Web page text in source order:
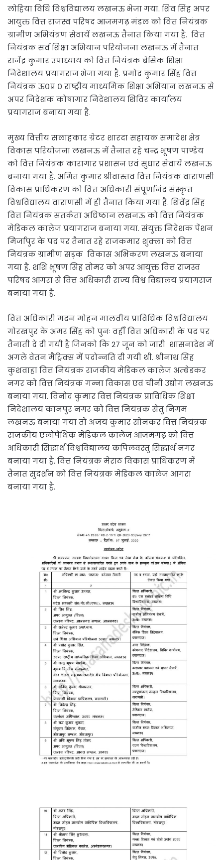
लोहिया विधि विश्वविद्यालय लखनऊ भेजा गया. शिव सिंह अपर
आयुक्त वित्त राजस्व परिषद आजमगढ़ मंडल को वित्त नियंत्रक
ग्रामीण अभियंत्रण सेवायें लखनऊ तैनात किया गया है. वित्त
नियंत्रक सर्व शिक्षा अभियान परियोजना लखनऊ में तैनात
राजेंद्र कुमार उपाध्याय को वित्त नियंत्रक बेसिक शिक्षा
निदेशालय प्रयागराज भेजा गया है. प्रमोद कुमार सिंह वित्त
नियंत्रक ऊ०प्र ० राष्ट्रीय माध्यमिक शिक्षा अभियान लखनऊ से
अपर निदेशक कोषागार निदेशालय शिविर कार्यालय
प्रयागराज बनाया गया है.
मुख्य वित्तीय सलाहकार ग्रेटर शारदा सहायक समादेश क्षेत्र
विकास परियोजना लखनऊ में तैनात रहे चन्द्र भूषण पाण्डेय
को वित्त नियंत्रक कारागार प्रशासन एवं सुधार सेवायें लखनऊ
बनाया गया है. अमित कुमार श्रीवास्तव वित्त नियंत्रक वाराणसी
विकास प्राधिकरण को वित्त अधिकारी संपूर्णानंद संस्कृत
विश्वविद्यालय वाराणसी में ही तैनात किया गया है. शिवेंद्र सिंह
वित्त नियंत्रक सतर्कता अधिष्ठान लखनऊ को वित्त नियंत्रक
मेडिकल कालेज प्रयागराज बनाया गया. संयुक्त निदेशक पेंशन
मिर्जापुर के पद पर तैनात रहे राजकमार शुक्ला को वित्त
नियंत्रक ग्रामीण सड़क विकास अभिकरण लखनऊ बनाया
गया है. शशि भूषण सिंह तोमर को अपर आयुक्त वित्त राजस्व
परिषद आगरा से वित्त अधिकारी राज्य विश्व विद्यालय प्रयागराज
बनाया गया है.
वित्त अधिकारी मदन मोहन मालवीय प्राविधिक विश्वविद्यालय
गोरखपुर के अमर सिंह को पुनः वहीँ वित्त अधिकारी के पद पर
तैनाती दे दी गयी है जिनको कि 27 जून को जारी शासनादेश में
अगले वेतन मैट्रिक्स में पदोन्नति दी गयी थी. श्रीनाथ सिंह
कुशवाहा वित्त नियंत्रक राजकीय मेडिकल कालेज अम्बेडकर
नगर को वित्त नियंत्रक गन्ना विकास एवं चीनी उद्योग लखनऊ
बनाया गया. विनोद कुमार वित्त नियंत्रक प्राविधिक शिक्षा
निदेशालय कानपुर नगर को वित्त नियंत्रक सेतु निगम
लखनऊ बनाया गया तो अजय कुमार सोनकर वित्त नियंत्रक
राजकीय एलोपैथिक मेडिकल कालेज आजमगढ़ को वित्त
अधिकारी सिद्धार्थ विश्वविद्यालय कपिलवस्तु सिद्धार्थ नगर
बनाया गया है. वित्त नियंत्रक मेराठ विकास प्राधिकरण में
तैनात सुदर्शन को वित्त नियंत्रक मेडिकल कालेज आगरा
बनाया गया है.